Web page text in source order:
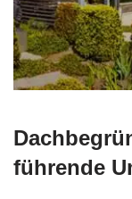
führende